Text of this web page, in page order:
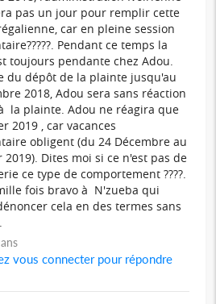
pas un jour pour remplir cette
car en pleine session
Pendant ce temps la
toujours pendante chez Adou.
du dépôt de la plainte jusqu'au
2018, Adou sera sans réaction
la plainte. Adou ne réagira que
2019 , car vacances
obligent (du 24 Décembre au
2019). Dites moi si ce n'est pas de
ce type de comportement ????.
fois bravo à N'zueba qui
cela en des termes sans
ans
vous connecter pour répondre